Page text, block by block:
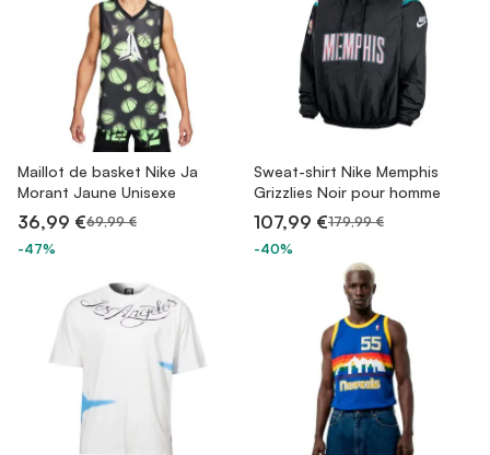
Maillot de basket Nike Ja
Morant Jaune Unisexe
36,99 €69,99 €
-47%
Sweat-shirt Nike Memphis
Grizzlies Noir pour homme
107,99 €179,99 €
-40%